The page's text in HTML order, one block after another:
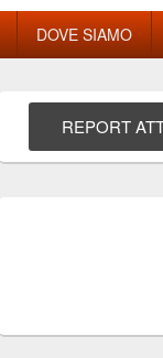
DOVE SIAMO
laterale
REPORT